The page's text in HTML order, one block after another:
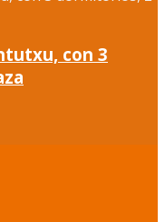
con 3